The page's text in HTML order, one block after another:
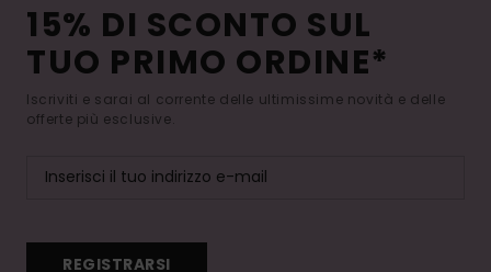
15% DI SCONTO SUL
TUO PRIMO ORDINE*
Iscriviti e sarai al corrente delle ultimissime novità e delle
offerte più esclusive.
REGISTRARSI